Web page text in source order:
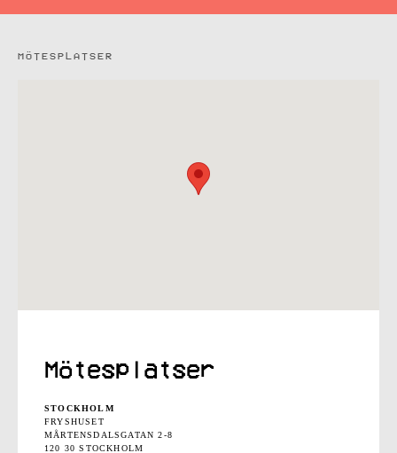
MÖTESPLATSER
Mötesplatser
STOCKHOLM
FRYSHUSET
MÅRTENSDALSGATAN 2-8
120 30 STOCKHOLM